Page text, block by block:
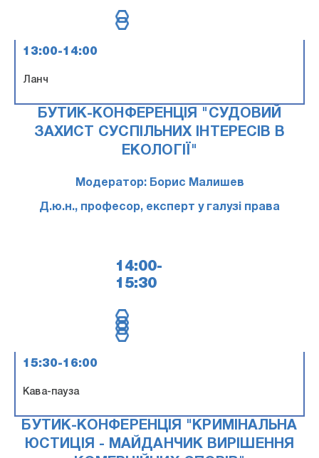
13:00-14:00
Ланч
БУТИК-КОНФЕРЕНЦІЯ "СУДОВИЙ
ЗАХИСТ СУСПІЛЬНИХ ІНТЕРЕСІВ В
ЕКОЛОГІЇ"
Модератор: Борис Малишев
Д.ю.н., професор, експерт у галузі права
14:00-
15:30
15:30-16:00
Кава-пауза
БУТИК-КОНФЕРЕНЦІЯ "КРИМІНАЛЬНА
ЮСТИЦІЯ - МАЙДАНЧИК ВИРІШЕННЯ